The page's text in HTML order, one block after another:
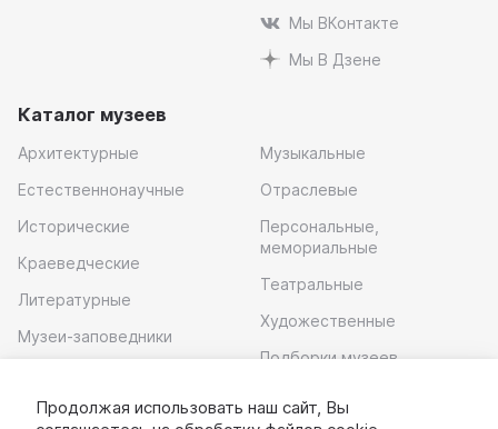
Мы ВКонтакте
Мы В Дзене
Каталог музеев
Архитектурные
Естественнонаучные
Исторические
Краеведческие
Литературные
Музеи-заповедники
Музыкальные
Отраслевые
Персональные,
мемориальные
Театральные
Художественные
Подборки музеев
Продолжая использовать наш сайт, Вы